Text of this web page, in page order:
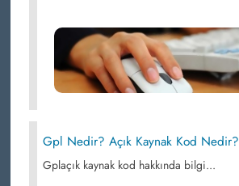
Gpl Nedir? Açık Kaynak Kod Nedir?
Gplaçık kaynak kod hakkında bilgi...